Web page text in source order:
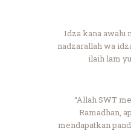
Idza kana awalu
nadzarallah wa
ilaih lam
“Allah SWT
Ramadhan,
mendapatkan